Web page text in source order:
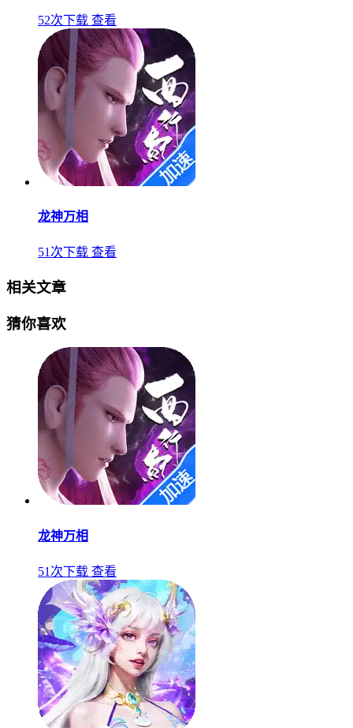
52次下载 查看
龙神万相
51次下载 查看
相关文章
猜你喜欢
龙神万相
51次下载 查看